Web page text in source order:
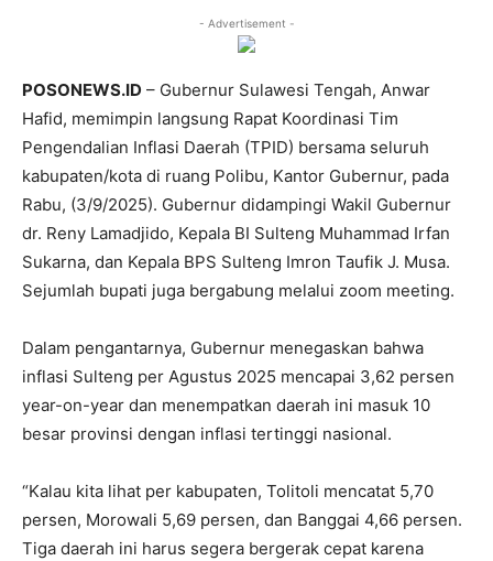
- Advertisement -
POSONEWS.ID – Gubernur Sulawesi Tengah, Anwar
Hafid, memimpin langsung Rapat Koordinasi Tim
Pengendalian Inflasi Daerah (TPID) bersama seluruh
kabupaten/kota di ruang Polibu, Kantor Gubernur, pada
Rabu, (3/9/2025). Gubernur didampingi Wakil Gubernur
dr. Reny Lamadjido, Kepala BI Sulteng Muhammad Irfan
Sukarna, dan Kepala BPS Sulteng Imron Taufik J. Musa.
Sejumlah bupati juga bergabung melalui zoom meeting.
Dalam pengantarnya, Gubernur menegaskan bahwa
inflasi Sulteng per Agustus 2025 mencapai 3,62 persen
year-on-year dan menempatkan daerah ini masuk 10
besar provinsi dengan inflasi tertinggi nasional.
“Kalau kita lihat per kabupaten, Tolitoli mencatat 5,70
persen, Morowali 5,69 persen, dan Banggai 4,66 persen.
Tiga daerah ini harus segera bergerak cepat karena